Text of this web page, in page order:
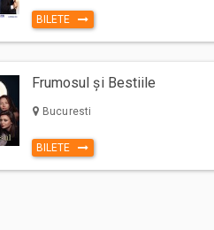
BILETE
Frumosul și Bestiile
Bucuresti
BILETE